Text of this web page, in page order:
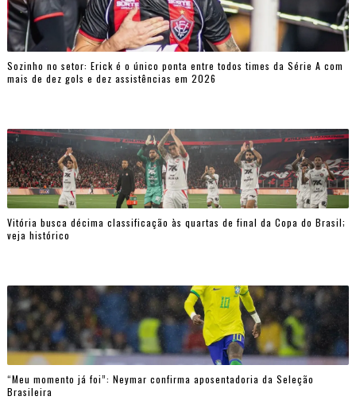
Sozinho no setor: Erick é o único ponta entre todos times da Série A com
mais de dez gols e dez assistências em 2026
Vitória busca décima classificação às quartas de final da Copa do Brasil;
veja histórico
“Meu momento já foi”: Neymar confirma aposentadoria da Seleção
Brasileira